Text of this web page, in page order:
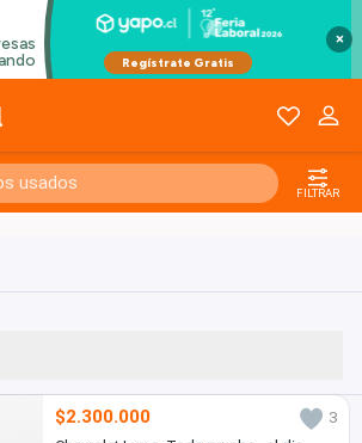
×
FILTRAR
$2.300.000
3